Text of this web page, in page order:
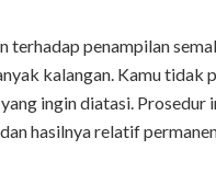
terhadap penampilan
kalangan. Kamu tidak
ingin diatasi.
hasilnya relatif